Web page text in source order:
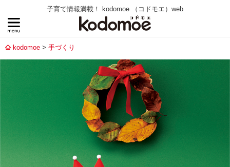
子育て情報満載！ kodomoe （コドモエ）web
kodomoe 手づくり